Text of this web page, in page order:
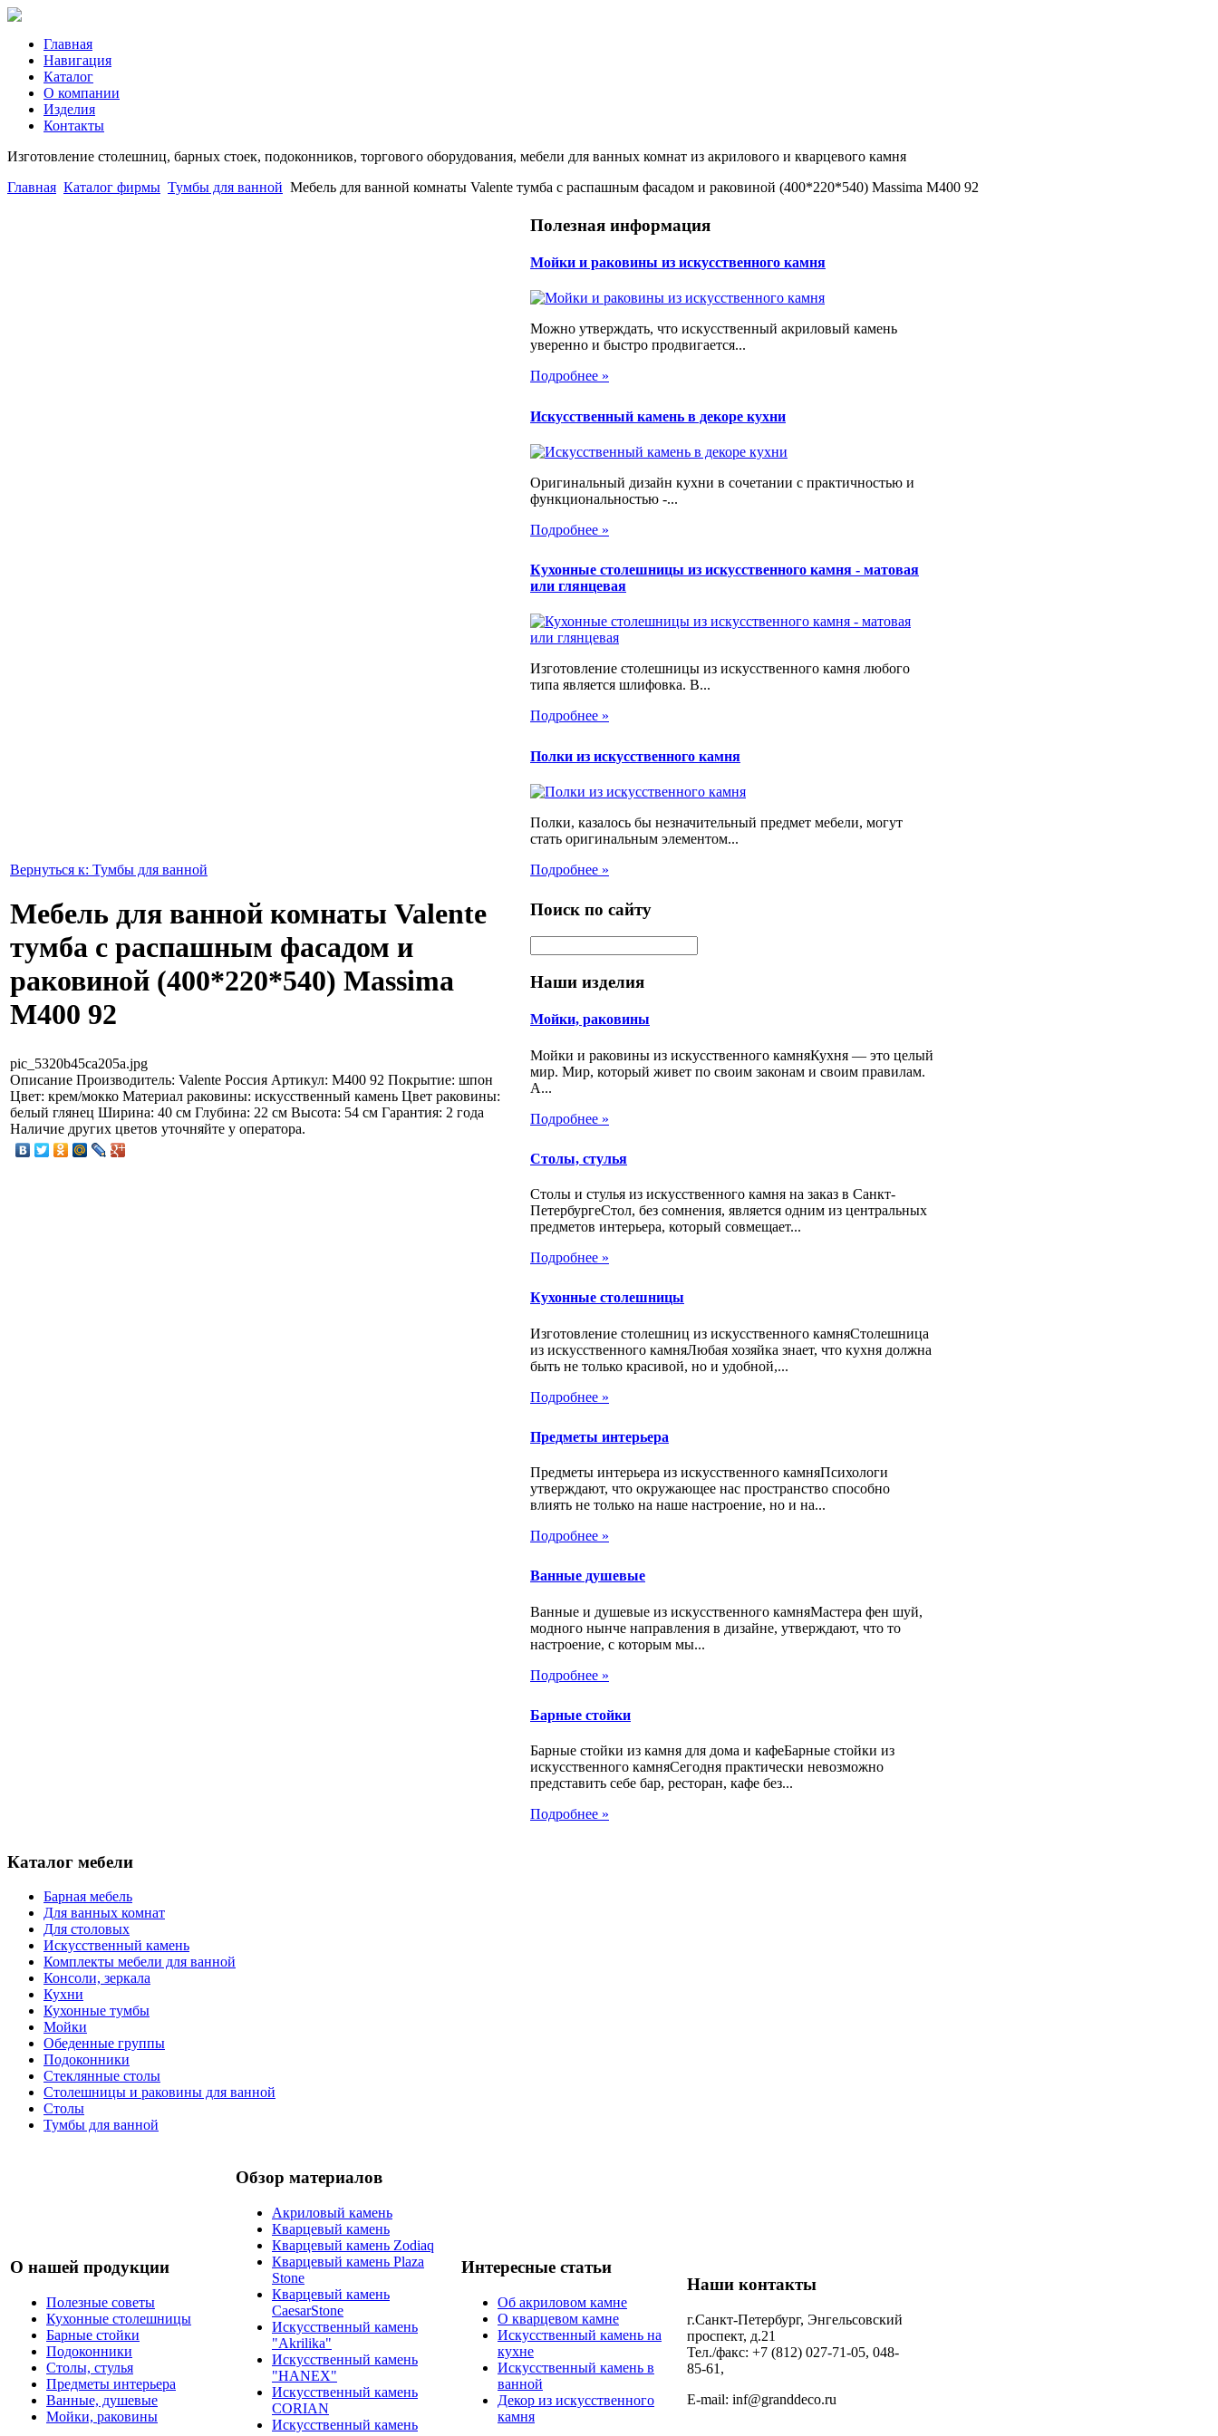
Главная
Навигация
Каталог
О компании
Изделия
Контакты
Изготовление столешниц, барных стоек, подоконников, торгового оборудования, мебели для ванных комнат из акрилового и кварцевого камня
Главная Каталог фирмы Тумбы для ванной Мебель для ванной комнаты Valente тумба с распашным фасадом и раковиной (400*220*540) Massima M400 92
Вернуться к: Тумбы для ванной
Мебель для ванной комнаты Valente
тумба с распашным фасадом и
раковиной (400*220*540) Massima
M400 92
pic_5320b45ca205a.jpg
Описание Производитель: Valente Россия Артикул: M400 92 Покрытие: шпон
Цвет: крем/мокко Материал раковины: искусственный камень Цвет раковины:
белый глянец Ширина: 40 см Глубина: 22 см Высота: 54 см Гарантия: 2 года
Наличие других цветов уточняйте у оператора.
Полезная информация
Мойки и раковины из искусственного камня
Можно утверждать, что искусственный акриловый камень
уверенно и быстро продвигается...
Подробнее »
Искусственный камень в декоре кухни
Оригинальный дизайн кухни в сочетании с практичностью и
функциональностью -...
Подробнее »
Кухонные столешницы из искусственного камня - матовая
или глянцевая
Изготовление столешницы из искусственного камня любого
типа является шлифовка. В...
Подробнее »
Полки из искусственного камня
Полки, казалось бы незначительный предмет мебели, могут
стать оригинальным элементом...
Подробнее »
Поиск по сайту
Наши изделия
Мойки, раковины
Мойки и раковины из искусственного камняКухня — это целый
мир. Мир, который живет по своим законам и своим правилам.
А...
Подробнее »
Столы, стулья
Столы и стулья из искусственного камня на заказ в Санкт-
ПетербургеСтол, без сомнения, является одним из центральных
предметов интерьера, который совмещает...
Подробнее »
Кухонные столешницы
Изготовление столешниц из искусственного камняСтолешница
из искусственного камняЛюбая хозяйка знает, что кухня должна
быть не только красивой, но и удобной,...
Подробнее »
Предметы интерьера
Предметы интерьера из искусственного камняПсихологи
утверждают, что окружающее нас пространство способно
влиять не только на наше настроение, но и на...
Подробнее »
Ванные душевые
Ванные и душевые из искусственного камняМастера фен шуй,
модного нынче направления в дизайне, утверждают, что то
настроение, с которым мы...
Подробнее »
Барные стойки
Барные стойки из камня для дома и кафеБарные стойки из
искусственного камняСегодня практически невозможно
представить себе бар, ресторан, кафе без...
Подробнее »
Каталог мебели
Барная мебель
Для ванных комнат
Для столовых
Искусственный камень
Комплекты мебели для ванной
Консоли, зеркала
Кухни
Кухонные тумбы
Мойки
Обеденные группы
Подоконники
Стеклянные столы
Столешницы и раковины для ванной
Столы
Тумбы для ванной
О нашей продукции
Полезные советы
Кухонные столешницы
Барные стойки
Подоконники
Столы, стулья
Предметы интерьера
Ванные, душевые
Мойки, раковины
Обзор материалов
Акриловый камень
Кварцевый камень
Кварцевый камень Zodiaq
Кварцевый камень Plaza
Stone
Кварцевый камень
CaesarStone
Искусственный камень
"Akrilika"
Искусственный камень
"HANEX"
Искусственный камень
CORIAN
Искусственный камень
Интересные статьи
Об акриловом камне
О кварцевом камне
Искусственный камень на
кухне
Искусственный камень в
ванной
Декор из искусственного
камня
Наши контакты
г.Санкт-Петербург, Энгельсовский
проспект, д.21
Тел./факс: +7 (812) 027-71-05, 048-
85-61,
E-mail: inf@granddeco.ru